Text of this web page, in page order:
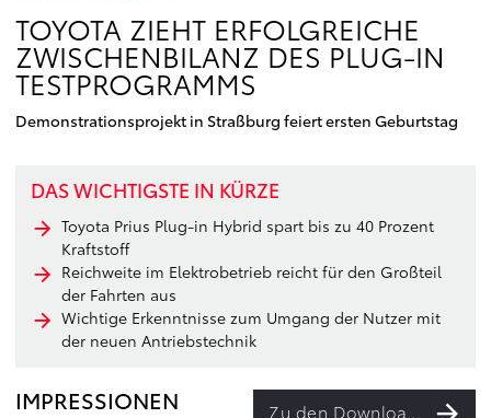
TOYOTA ZIEHT ERFOLGREICHE
ZWISCHENBILANZ DES PLUG-IN
TESTPROGRAMMS
Demonstrationsprojekt in Straßburg feiert ersten Geburtstag
DAS WICHTIGSTE IN KÜRZE
Toyota Prius Plug-in Hybrid spart bis zu 40 Prozent
Kraftstoff
Reichweite im Elektrobetrieb reicht für den Großteil
der Fahrten aus
Wichtige Erkenntnisse zum Umgang der Nutzer mit
der neuen Antriebstechnik
IMPRESSIONEN Zu den Downloads